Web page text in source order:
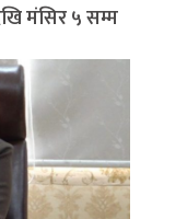
मंसिर ५ सम्म